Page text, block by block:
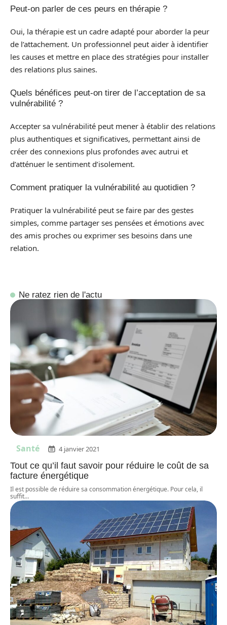
Peut-on parler de ces peurs en thérapie ?
Oui, la thérapie est un cadre adapté pour aborder la peur
de l’attachement. Un professionnel peut aider à identifier
les causes et mettre en place des stratégies pour installer
des relations plus saines.
Quels bénéfices peut-on tirer de l’acceptation de sa
vulnérabilité ?
Accepter sa vulnérabilité peut mener à établir des relations
plus authentiques et significatives, permettant ainsi de
créer des connexions plus profondes avec autrui et
d’atténuer le sentiment d’isolement.
Comment pratiquer la vulnérabilité au quotidien ?
Pratiquer la vulnérabilité peut se faire par des gestes
simples, comme partager ses pensées et émotions avec
des amis proches ou exprimer ses besoins dans une
relation.
Ne ratez rien de l'actu
Santé 4 janvier 2021
Tout ce qu’il faut savoir pour réduire le coût de sa
facture énergétique
Il est possible de réduire sa consommation énergétique. Pour cela, il
suffit…